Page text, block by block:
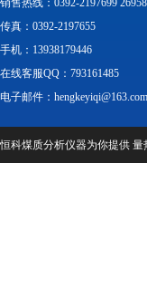
销售热线：0392-2197699
传真：0392-2197655
手机：13938179446
在线客服QQ：793161485
电子邮件：hengkeyiqi@163.com
恒科煤质分析仪器为你提供